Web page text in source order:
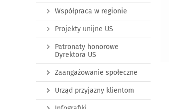
Współpraca w regionie
Projekty unijne US
Patronaty honorowe
Dyrektora US
Zaangażowanie społeczne
Urząd przyjazny klientom